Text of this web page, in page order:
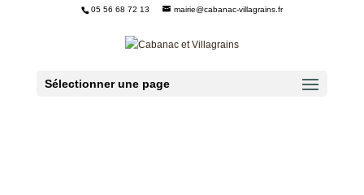
05 56 68 72 13 mairie@cabanac-villagrains.fr
Sélectionner une page